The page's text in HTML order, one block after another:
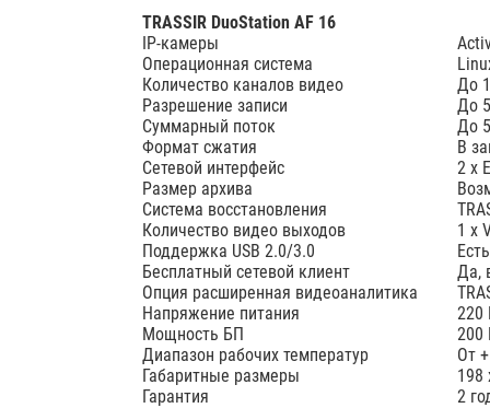
TRASSIR DuoStation AF 16
IP-камеры
Операционная система
Количество каналов видео
До
Разрешение записи
До
Суммарный поток
До
Формат сжатия
В
Сетевой интерфейс
2 x
Размер архива
Система восстановления
Количество видео выходов
1 х
Поддержка USB 2.0/3.0
Есть
Бесплатный сетевой клиент
Да,
Опция расширенная видеоаналитика
Напряжение питания
220
Мощность БП
200
Диапазон рабочих температур
От
Габаритные размеры
198
Гарантия
2